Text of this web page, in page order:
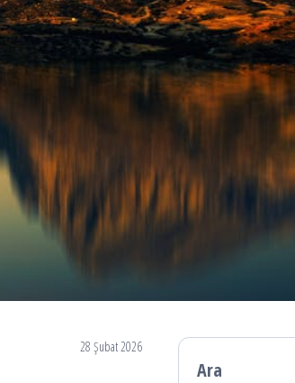
28 Şubat 2026
Ara